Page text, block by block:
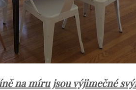
na míru jsou výjimečné